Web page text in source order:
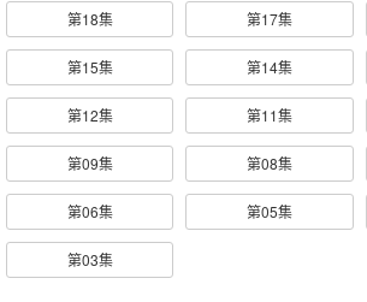
第18集 第17集
第15集 第14集
第12集 第11集
第09集 第08集
第06集 第05集
第03集